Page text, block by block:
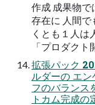
作成 成果物で
存在に 人間で
くとも１人は
「プロダクト
拡張パック
ルダーの エ
フのバランス
トカム完成